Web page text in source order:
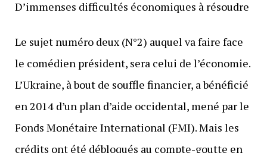
D’immenses difficultés économiques à résoudre
Le sujet numéro deux (N°2) auquel va faire face
le comédien président, sera celui de l’économie.
L’Ukraine, à bout de souffle financier, a bénéficié
en 2014 d’un plan d’aide occidental, mené par le
Fonds Monétaire International (FMI). Mais les
crédits ont été débloqués au compte-goutte en